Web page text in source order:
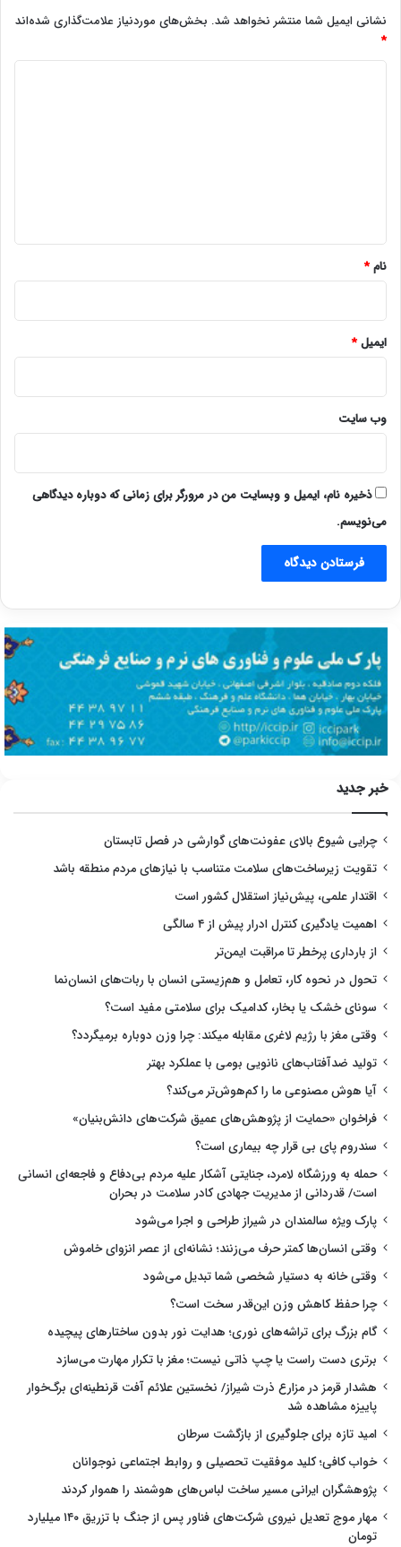
نشانی ایمیل شما منتشر نخواهد شد. بخش‌های موردنیاز علامت‌گذاری شده‌اند
*
نام*
ایمیل*
وب‌ سایت
ذخیره نام، ایمیل و وبسایت من در مرورگر برای زمانی که دوباره دیدگاهی
می‌نویسم.
خبر جدید
چرایی شیوع بالای عفونت‌های گوارشی در فصل تابستان
تقویت زیرساخت‌های سلامت متناسب با نیازهای مردم منطقه باشد
اقتدار علمی، پیش‌نیاز استقلال کشور است
اهمیت یادگیری کنترل ادرار پیش از ۴ سالگی
از بارداری پرخطر تا مراقبت ایمن‌تر
تحول در نحوه کار، تعامل و هم‌زیستی انسان با ربات‌های انسان‌نما
سونای خشک یا بخار، کدامیک برای سلامتی مفید است؟
وقتی مغز با رژیم لاغری مقابله میکند: چرا وزن دوباره برمیگردد؟
تولید ضدآفتاب‌های نانویی بومی با عملکرد بهتر
آیا هوش مصنوعی ما را کم‌هوش‌تر می‌کند؟
فراخوان «حمایت از پژوهش‌های عمیق شرکت‌های دانش‌بنیان»
سندروم پای بی قرار چه بیماری است؟
حمله به ورزشگاه لامرد، جنایتی آشکار علیه مردم بی‌دفاع و فاجعه‌ای انسانی
است/ قدردانی از مدیریت جهادی کادر سلامت در بحران
پارک ویژه سالمندان در شیراز طراحی و اجرا می‌شود
وقتی انسان‌ها کمتر حرف می‌زنند؛ نشانه‌ای از عصر انزوای خاموش
وقتی خانه به دستیار شخصی شما تبدیل می‌شود
چرا حفظ کاهش وزن این‌قدر سخت است؟
گام بزرگ برای تراشه‌های نوری؛ هدایت نور بدون ساختارهای پیچیده
برتری دست راست یا چپ ذاتی نیست؛ مغز با تکرار مهارت می‌سازد
هشدار قرمز در مزارع ذرت شیراز/ نخستین علائم آفت قرنطینه‌ای برگ‌خوار
پاییزه مشاهده شد
امید تازه برای جلوگیری از بازگشت سرطان
خواب کافی؛ کلید موفقیت تحصیلی و روابط اجتماعی نوجوانان
پژوهشگران ایرانی مسیر ساخت لباس‌های هوشمند را هموار کردند
مهار موج تعدیل نیروی شرکت‌های فناور پس از جنگ با تزریق ۱۴۰ میلیارد
تومان